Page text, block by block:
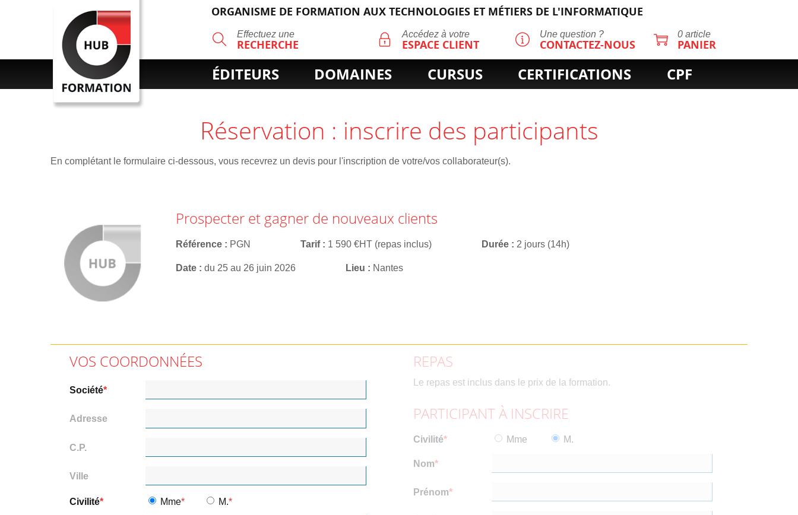
ORGANISME DE FORMATION AUX TECHNOLOGIES ET MÉTIERS DE L'INFORMATIQUE
Effectuez une
RECHERCHE
RECHERCHE Accédez à votre
ESPACE CLIENT
Une question ?
CONTACTEZ-NOUS
0 article
PANIER
ÉDITEURS DOMAINES CURSUS CERTIFICATIONS CPF
Réservation : inscrire des participants
En complétant le formulaire ci-dessous, vous recevrez un devis pour l'inscription de votre/vos collaborateur(s).
Prospecter et gagner de nouveaux clients
Référence PGN Tarif 1 590 €HT (repas inclus) Durée 2 jours (14h)
Date du 25 au 26 juin 2026 Lieu Nantes
VOS COORDONNÉES
Société
Adresse
C.P.
Ville
Civilité Mme M.
REPAS
Le repas est inclus dans le prix de la formation.
PARTICIPANT À INSCRIRE
Civilité Mme M.
Nom
Prénom